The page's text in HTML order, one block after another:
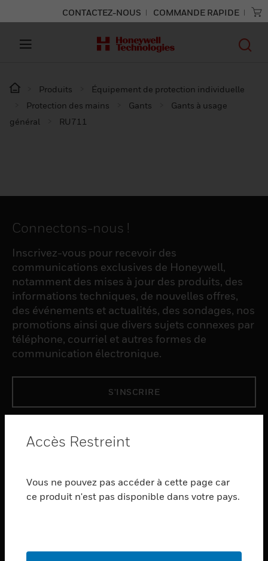
CONTACTEZ-NOUS COMMANDE RAPIDE
Produits
Équipement de protection individuelle
Protection des mains
Gants
Gants à usage
général
RU711
Connectons-nous !
Inscrivez-vous pour recevoir des
communications exclusives de Honeywell,
notamment des mises à jour des produits, des
informations techniques, de nouvelles offres,
des événements et actualités, des sondages, nos
promotions ainsi que divers sujets connexes par
téléphone, courriel et autres formes de
communication électronique.
S'INSCRIRE
toggle view
SERVICES
toggle view
Accès Restreint
Vous ne pouvez pas accéder à cette page car
ce produit n'est pas disponible dans votre pays.